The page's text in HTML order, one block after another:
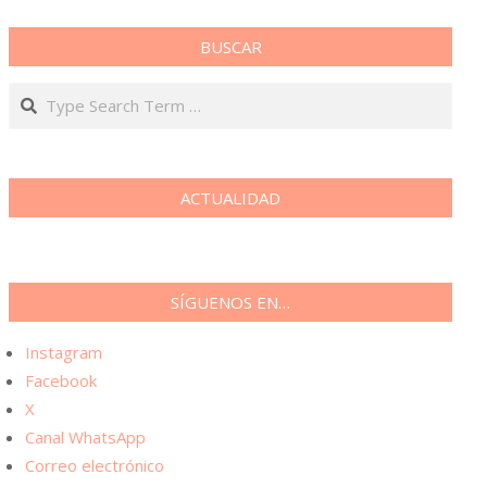
BUSCAR
Search
ACTUALIDAD
SÍGUENOS EN…
Instagram
Facebook
X
Canal WhatsApp
Correo electrónico